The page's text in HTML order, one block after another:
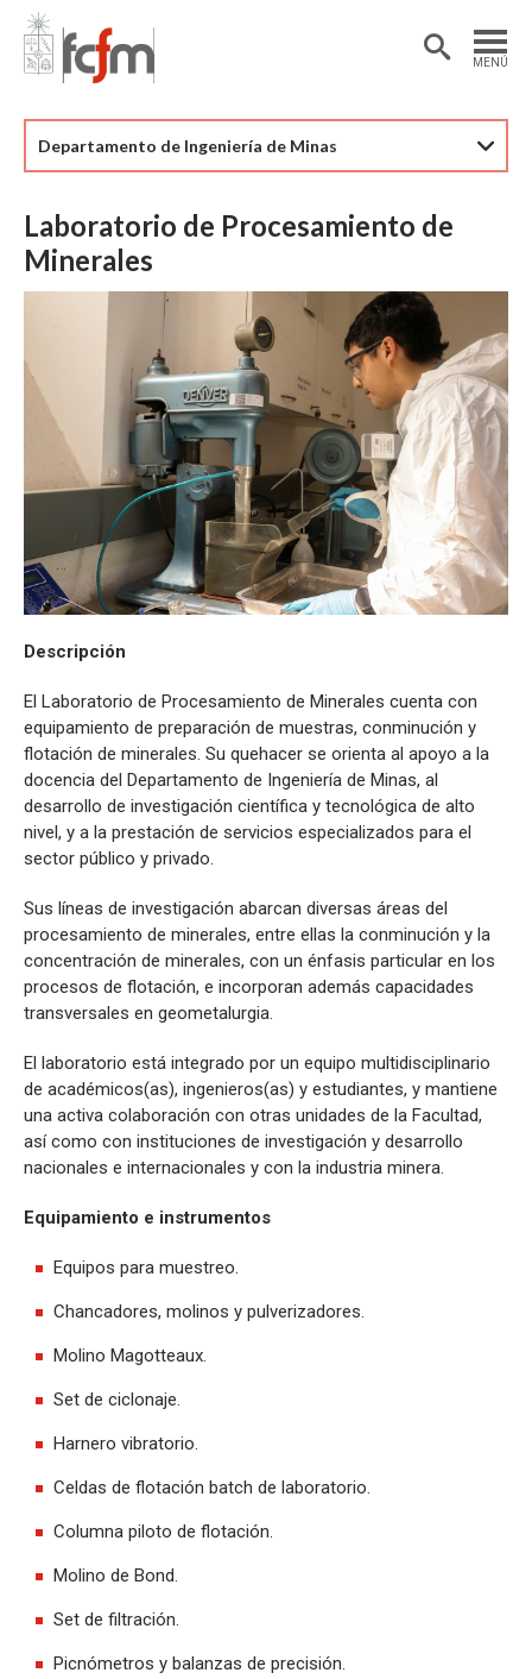
MENÚ
Estudiantes
Académicas/os
Departamento de Ingeniería de Minas
Laboratorio de Procesamiento de
Minerales
Descripción
El Laboratorio de Procesamiento de Minerales cuenta con
equipamiento de preparación de muestras, conminución y
flotación de minerales. Su quehacer se orienta al apoyo a la
docencia del Departamento de Ingeniería de Minas, al
desarrollo de investigación científica y tecnológica de alto
nivel, y a la prestación de servicios especializados para el
sector público y privado.
Sus líneas de investigación abarcan diversas áreas del
procesamiento de minerales, entre ellas la conminución y la
concentración de minerales, con un énfasis particular en los
procesos de flotación, e incorporan además capacidades
transversales en geometalurgia.
El laboratorio está integrado por un equipo multidisciplinario
de académicos(as), ingenieros(as) y estudiantes, y mantiene
una activa colaboración con otras unidades de la Facultad,
así como con instituciones de investigación y desarrollo
nacionales e internacionales y con la industria minera.
Equipamiento e instrumentos
Equipos para muestreo.
Chancadores, molinos y pulverizadores.
Molino Magotteaux.
Set de ciclonaje.
Harnero vibratorio.
Celdas de flotación batch de laboratorio.
Columna piloto de flotación.
Molino de Bond.
Set de filtración.
Picnómetros y balanzas de precisión.